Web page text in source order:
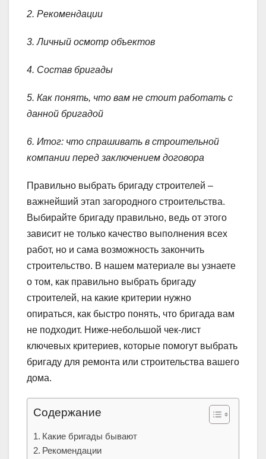
2. Рекомендации
3. Личный осмотр объектов
4. Состав бригады
5. Как понять, что вам не стоит работать с
данной бригадой
6. Итог: что спрашивать в строительной
компании перед заключением договора
Правильно выбрать бригаду строителей –
важнейший этап загородного строительства.
Выбирайте бригаду правильно, ведь от этого
зависит не только качество выполнения всех
работ, но и сама возможность закончить
строительство. В нашем материале вы узнаете
о том, как правильно выбрать бригаду
строителей, на какие критерии нужно
опираться, как быстро понять, что бригада вам
не подходит. Ниже-небольшой чек-лист
ключевых критериев, которые помогут выбрать
бригаду для ремонта или строительства вашего
дома.
Содержание
Какие бригады бывают
Рекомендации